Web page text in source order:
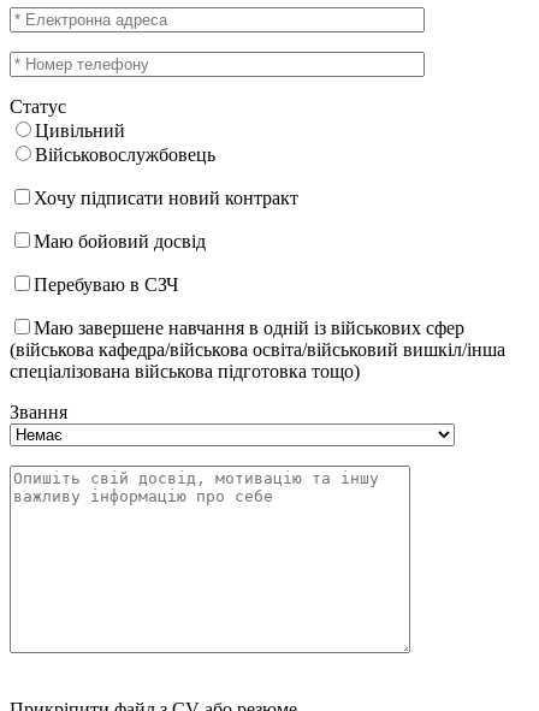
Статус
Цивільний
Військовослужбовець
Хочу підписати новий контракт
Маю бойовий досвід
Перебуваю в СЗЧ
Маю завершене навчання в одній із військових сфер
(військова кафедра/військова освіта/військовий вишкіл/інша
спеціалізована військова підготовка тощо)
Звання